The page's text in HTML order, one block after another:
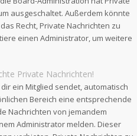
ausgeschaltet. Außerdem könnte
Recht, Private Nachrichten zu
einen Administrator, um weitere
Private Nachrichten!
ein Mitglied sendet, automatisch
Bereich eine entsprechende
Nachrichten von jemandem
Administrator melden. Dieser